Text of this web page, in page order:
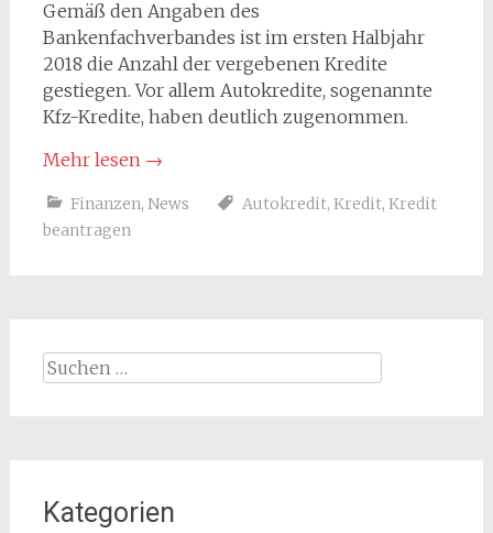
Gemäß den Angaben des
Bankenfachverbandes ist im ersten Halbjahr
2018 die Anzahl der vergebenen Kredite
gestiegen. Vor allem Autokredite, sogenannte
Kfz-Kredite, haben deutlich zugenommen.
Mehr lesen →
Finanzen, News Autokredit, Kredit, Kredit
beantragen
Suchen
Kategorien